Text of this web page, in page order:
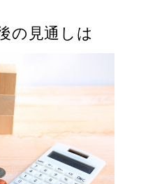
の見通しは